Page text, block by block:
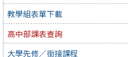
教學組表單下載
高中部課表查詢
大學先修／銜接課程